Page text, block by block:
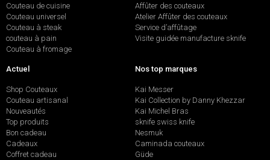
Couteau de cuisine
Couteau universel
Couteau à steak
couteau à pain
Couteau à fromage
Affûter des couteaux
Atelier Affûter des couteaux
Service d’affûtage
Visite guidée manufacture sknife
Actuel
Shop Couteaux
Couteau artisanal
Nouveautés
Top produits
Bon cadeau
Cadeaux
Coffret cadeau
Nos top marques
Kai Messer
Kai Collection by Danny Khezzar
Kai Michel Bras
sknife swiss knife
Nesmuk
Caminada couteaux
Güde